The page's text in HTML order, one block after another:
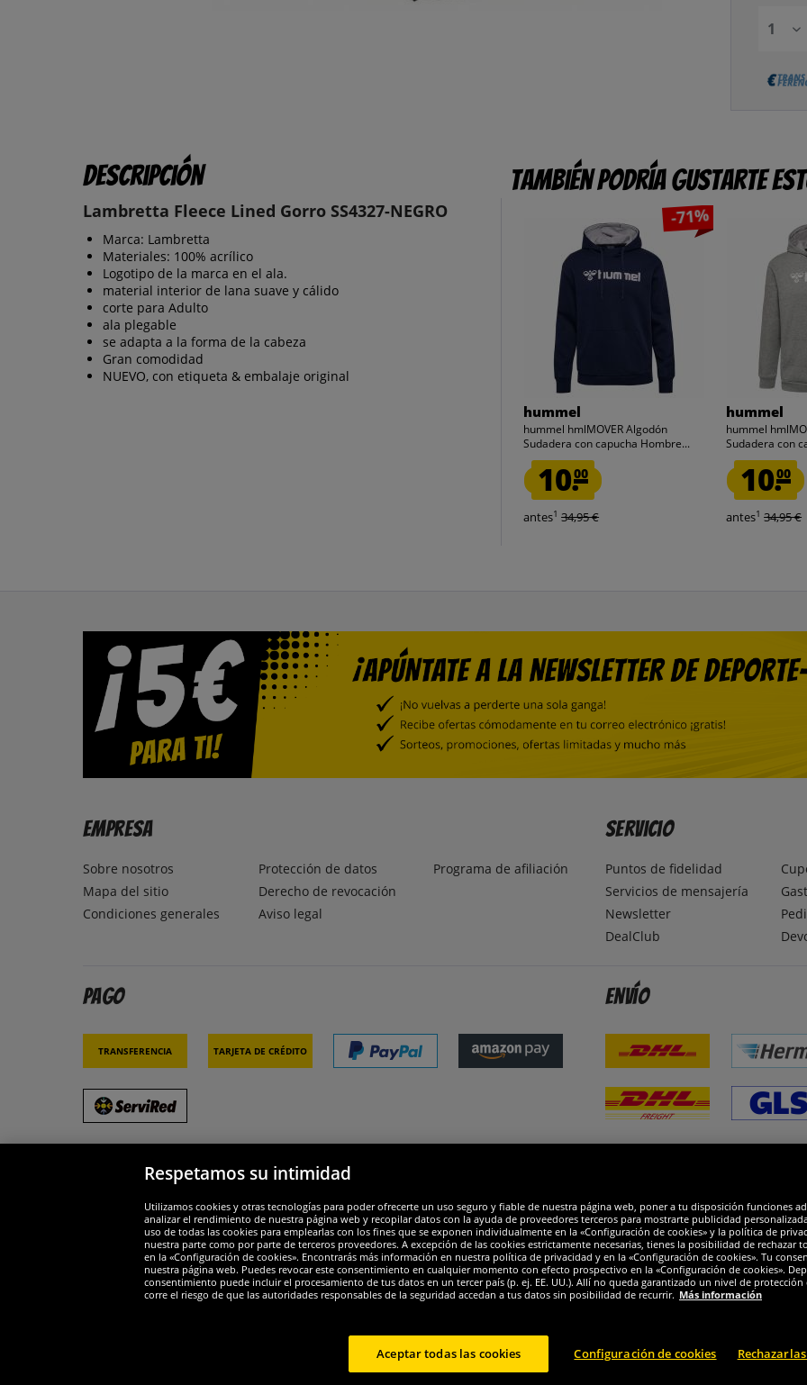
Descripción
Lambretta Fleece Lined Gorro SS4327-NEGRO
Marca: Lambretta
Materiales: 100% acrílico
Logotipo de la marca en el ala.
material interior de lana suave y cálido
corte para Adulto
ala plegable
se adapta a la forma de la cabeza
Gran comodidad
NUEVO, con etiqueta & embalaje original
También podría gustarte
-71%
hummel
hummel hmlMOVER Algodón
Sudadera con capucha Hombre...
10.00
antes1 34,95 €
hummel
hummel
Sudadera con
10.00
antes1 34,95 €
Empresa
Sobre nosotros
Mapa del sitio
Condiciones generales
Protección de datos
Derecho de revocación
Aviso legal
Programa de afiliación
Servicio
Puntos de fidelidad
Servicios de mensajería
Newsletter
DealClub
Pago
Transferencia Tarjeta de crédito
Envío
Widerruf
Respetamos su intimidad
Utilizamos cookies y otras tecnologías para poder ofrecerte un uso seguro y fiable de nuestra página web, poner a tu disposición funciones
analizar el rendimiento de nuestra página web y recopilar datos con la ayuda de proveedores terceros para mostrarte publicidad
uso de todas las cookies para emplearlas con los fines que se exponen individualmente en la «Configuración de cookies» y la política de
nuestra parte como por parte de terceros proveedores. A excepción de las cookies estrictamente necesarias, tienes la posibilidad de
en la «Configuración de cookies». Encontrarás más información en nuestra política de privacidad y en la «Configuración de cookies». Tu
nuestra página web. Puedes revocar este consentimiento en cualquier momento con efecto prospectivo en la «Configuración de cookies».
consentimiento puede incluir el procesamiento de tus datos en un tercer país (p. ej. EE. UU.). Allí no queda garantizado un nivel de protección
corre el riesgo de que las autoridades responsables de la seguridad accedan a tus datos sin posibilidad de recurrir. Más información
Configuración de cookies
Aceptar todas las cookies